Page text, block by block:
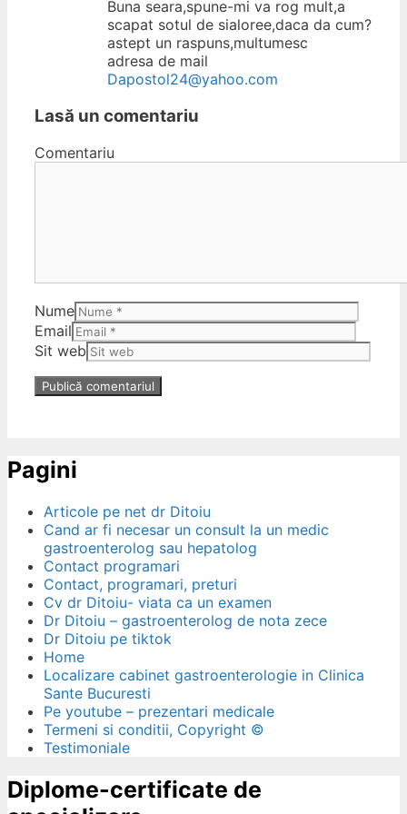
Buna seara,spune-mi va rog mult,a
scapat sotul de sialoree,daca da cum?
astept un raspuns,multumesc
adresa de mail
Dapostol24@yahoo.com
Lasă un comentariu
Comentariu
Nume
Email
Sit web
Pagini
Articole pe net dr Ditoiu
Cand ar fi necesar un consult la un medic
gastroenterolog sau hepatolog
Contact programari
Contact, programari, preturi
Cv dr Ditoiu- viata ca un examen
Dr Ditoiu – gastroenterolog de nota zece
Dr Ditoiu pe tiktok
Home
Localizare cabinet gastroenterologie in Clinica
Sante Bucuresti
Pe youtube – prezentari medicale
Termeni si conditii, Copyright ©
Testimoniale
Diplome-certificate de